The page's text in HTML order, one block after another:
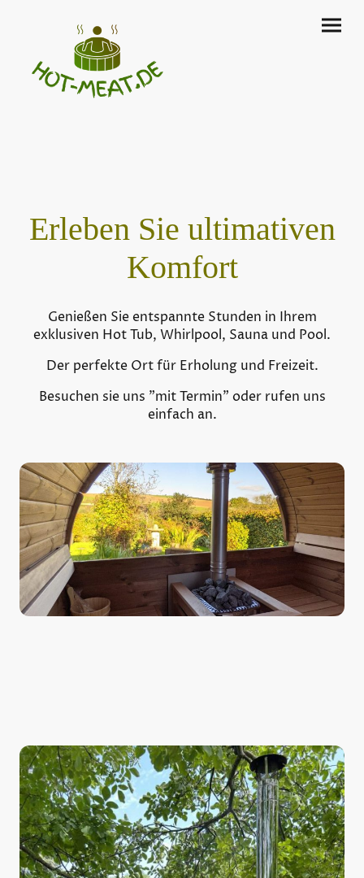
Erleben Sie ultimativen
Komfort
Genießen Sie entspannte Stunden in Ihrem
exklusiven Hot Tub, Whirlpool, Sauna und Pool.
Der perfekte Ort für Erholung und Freizeit.
Besuchen sie uns "mit Termin" oder rufen uns
einfach an.